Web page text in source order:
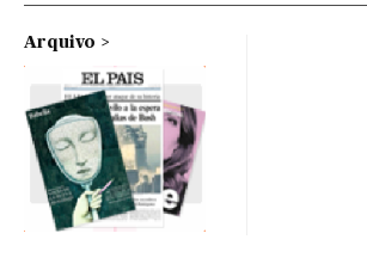
Arquivo